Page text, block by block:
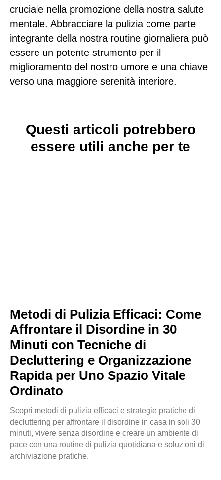
cruciale nella promozione della nostra salute
mentale. Abbracciare la pulizia come parte
integrante della nostra routine giornaliera può
essere un potente strumento per il
miglioramento del nostro umore e una chiave
verso una maggiore serenità interiore.
Questi articoli potrebbero
essere utili anche per te
Metodi di Pulizia Efficaci: Come
Affrontare il Disordine in 30
Minuti con Tecniche di
Decluttering e Organizzazione
Rapida per Uno Spazio Vitale
Ordinato
Scopri metodi di pulizia efficaci e strategie pratiche di
decluttering per affrontare il disordine in casa in soli 30
minuti, vivere senza disordine e creare un ambiente di
pace con una routine di pulizia quotidiana e soluzioni di
archiviazione pratiche.